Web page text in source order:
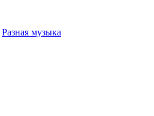
Разная музыка